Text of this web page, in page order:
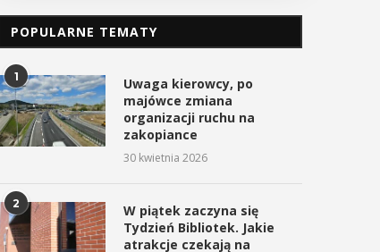
POPULARNE TEMATY
1
Uwaga kierowcy, po
majówce zmiana
organizacji ruchu na
zakopiance
30 kwietnia 2026
2
W piątek zaczyna się
Tydzień Bibliotek. Jakie
atrakcje czekają na